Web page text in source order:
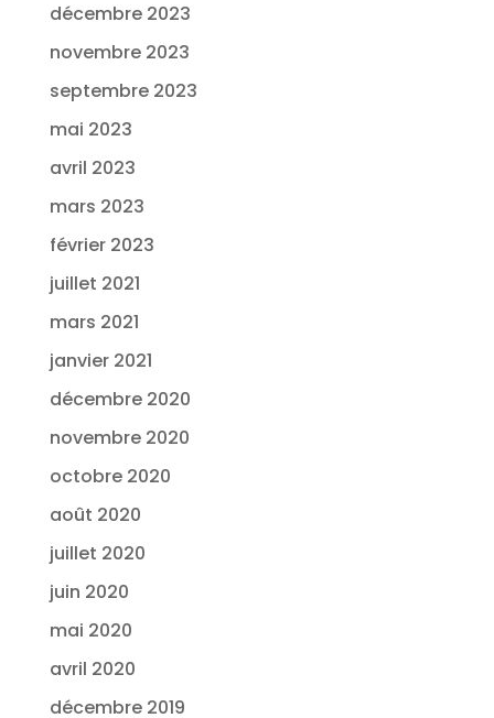
décembre 2023
novembre 2023
septembre 2023
mai 2023
avril 2023
mars 2023
février 2023
juillet 2021
mars 2021
janvier 2021
décembre 2020
novembre 2020
octobre 2020
août 2020
juillet 2020
juin 2020
mai 2020
avril 2020
décembre 2019